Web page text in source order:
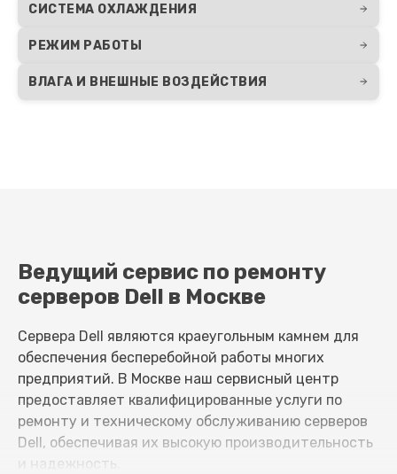
СИСТЕМА ОХЛАЖДЕНИЯ
РЕЖИМ РАБОТЫ
ВЛАГА И ВНЕШНЫЕ ВОЗДЕЙСТВИЯ
Ведущий сервис по ремонту
серверов Dell в Москве
Сервера Dell являются краеугольным камнем для
обеспечения бесперебойной работы многих
предприятий. В Москве наш сервисный центр
предоставляет квалифицированные услуги по
ремонту и техническому обслуживанию серверов
Dell, обеспечивая их высокую производительность
и надежность.